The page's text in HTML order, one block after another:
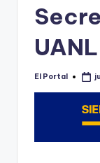
UANL
Publicado
El Portal